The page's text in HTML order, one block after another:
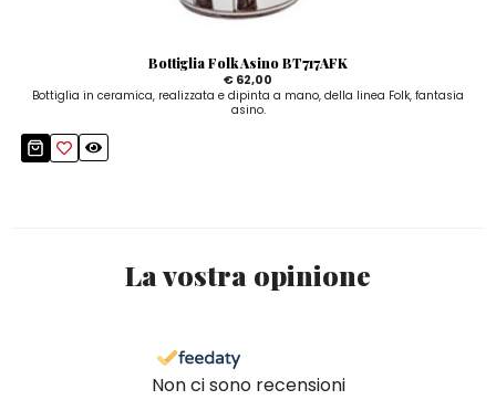
Bottiglia Folk Asino BT717AFK
€ 62,00
Bottiglia in ceramica, realizzata e dipinta a mano, della linea Folk, fantasia
asino.
La vostra opinione
Non ci sono recensioni